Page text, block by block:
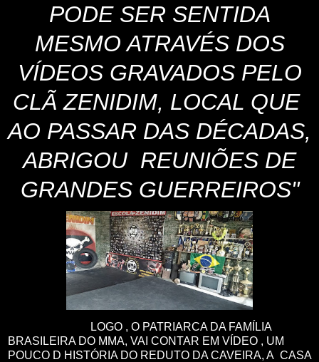
PODE SER SENTIDA
MESMO ATRAVÉS DOS
VÍDEOS GRAVADOS PELO
CLÃ ZENIDIM, LOCAL QUE
AO PASSAR DAS DÉCADAS,
ABRIGOU REUNIÕES DE
GRANDES GUERREIROS"
LOGO , O PATRIARCA DA FAMÍLIA
BRASILEIRA DO MMA, VAI CONTAR EM VÍDEO , UM
POUCO D HISTÓRIA DO REDUTO DA CAVEIRA, A CASA